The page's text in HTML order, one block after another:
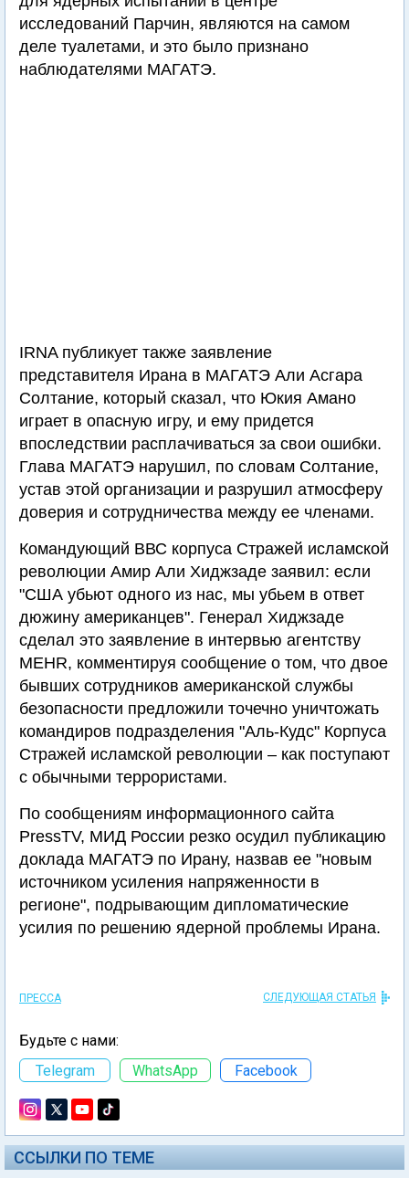
исследований Парчин, являются на самом
деле туалетами, и это было признано
наблюдателями МАГАТЭ.
IRNA публикует также заявление
представителя Ирана в МАГАТЭ Али Асгара
Солтание, который сказал, что Юкия Амано
играет в опасную игру, и ему придется
впоследствии расплачиваться за свои ошибки.
Глава МАГАТЭ нарушил, по словам Солтание,
устав этой организации и разрушил атмосферу
доверия и сотрудничества между ее членами.
Командующий ВВС корпуса Стражей исламской
революции Амир Али Хиджзаде заявил: если
"США убьют одного из нас, мы убьем в ответ
дюжину американцев". Генерал Хиджзаде
сделал это заявление в интервью агентству
MEHR, комментируя сообщение о том, что двое
бывших сотрудников американской службы
безопасности предложили точечно уничтожать
командиров подразделения "Аль-Кудс" Корпуса
Стражей исламской революции – как поступают
с обычными террористами.
По сообщениям информационного сайта
PressTV, МИД России резко осудил публикацию
доклада МАГАТЭ по Ирану, назвав ее "новым
источником усиления напряженности в
регионе", подрывающим дипломатические
усилия по решению ядерной проблемы Ирана.
ПРЕССА СЛЕДУЮЩАЯ СТАТЬЯ
Будьте с нами:
Telegram
WhatsApp Facebook
ССЫЛКИ ПО ТЕМЕ